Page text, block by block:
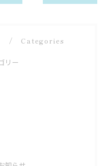
Categories
リー